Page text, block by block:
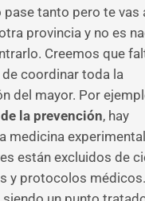
pase tanto pero te vas
provincia y no es
Creemos que
coordinar toda la
del mayor. Por
la prevención, hay
medicina
están excluidos de
y protocolos